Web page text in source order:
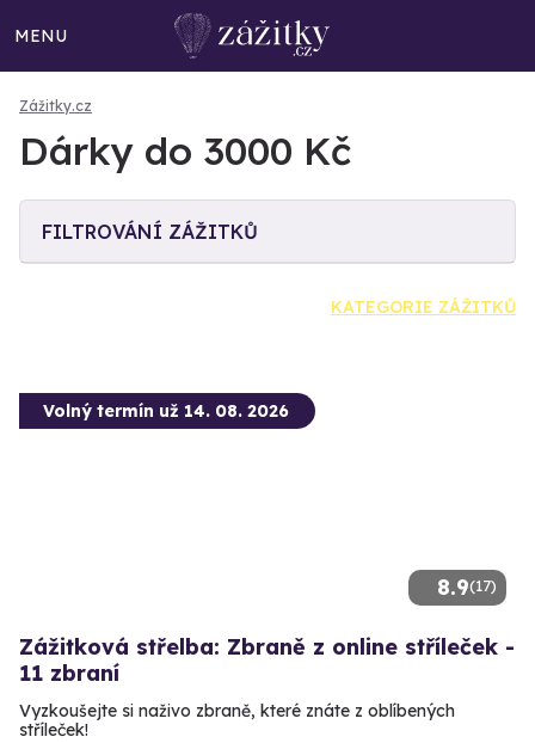
MENU
Zážitky.cz
Dárky do 3000 Kč
FILTROVÁNÍ ZÁŽITKŮ
KATEGORIE ZÁŽITKŮ
8.9(17)
Volný termín už 14. 08. 2026
Zážitková střelba: Zbraně z online stříleček -
11 zbraní
Vyzkoušejte si naživo zbraně, které znáte z oblíbených
stříleček!